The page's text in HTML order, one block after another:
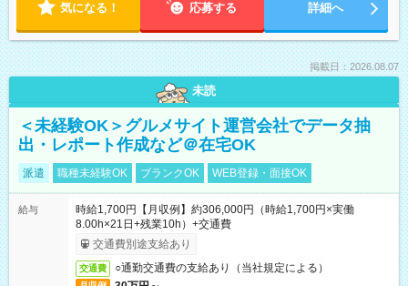
気になる！ 応募する 詳細へ
掲載日：2026.08.07
未読
＜未経験OK＞グルメサイト運営会社でデータ抽
出・レポート作成など＠在宅OK
派遣 職種未経験OK ブランクOK WEB登録・面接OK
給与
時給1,700円【月収例】約306,000円（時給1,700円×実働
8.00h×21日+残業10h）+交通費
交通費別途支給あり
交通費 ○通勤交通費の支給あり（当社規定による）